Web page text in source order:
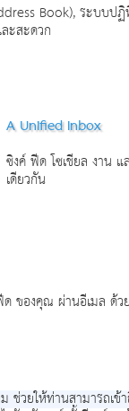
Book), ระบบป
ะสะดวก
A Unified Inbox
ซิงค์ ฟีด โซเชียล งาน
เดียวกัน
ของคุณ ผ่านอีเมล ด้ว
ช่วยให้ท่านสามารถเ